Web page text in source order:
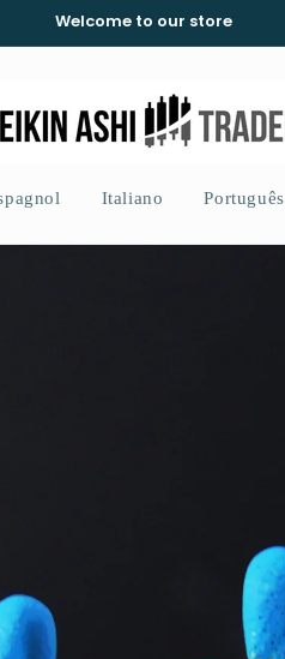
Welcome to our store
Italiano Português